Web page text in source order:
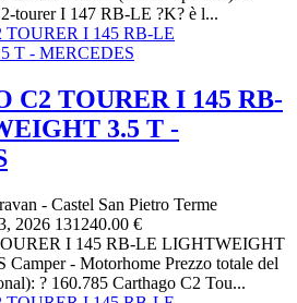
tourer I 147 RB-LE ?K? è l...
C2 TOURER I 145 RB-
3.5 T -
- Castel San Pietro Terme
2026 131240.00 €
I 145 RB-LE LIGHTWEIGHT
- Motorhome Prezzo totale del
? 160.785 Carthago C2 Tou...